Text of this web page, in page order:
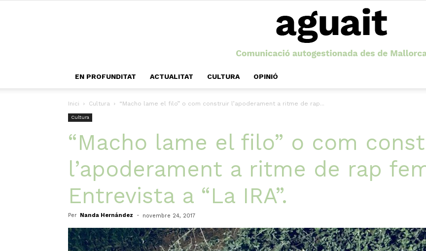
EN PROFUNDITAT ACTUALITAT CULTURA OPINIÓ
Inici Cultura “Macho lame el filo” o com construir l’apoderament a ritme de rap...
Cultura
“Macho lame el filo” o com
l’apoderament a ritme de rap
Entrevista a “La IRA”.
Per Nanda Hernández - novembre 24, 2017